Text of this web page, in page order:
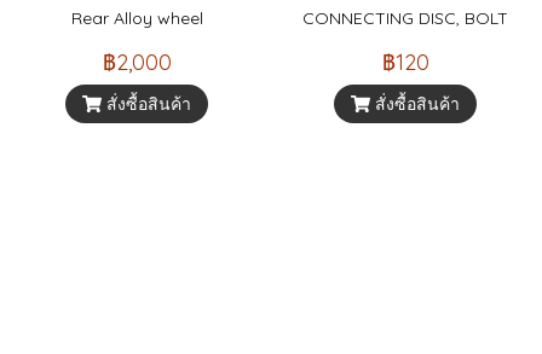
Rear Alloy wheel
฿2,000
สั่งซื้อสินค้า
CONNECTING DISC, BOLT
฿120
สั่งซื้อสินค้า